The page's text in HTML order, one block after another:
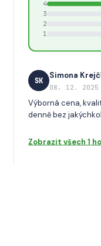
4
3
2
1
SK
Simona
08. 12. 2025
Výborná cena,
denně bez
Zobrazit všech 1